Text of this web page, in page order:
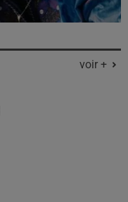
voir +